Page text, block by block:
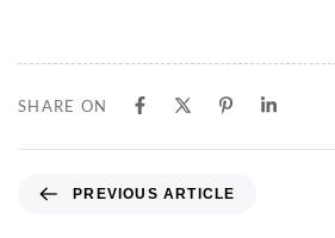
SHARE ON
PREVIOUS ARTICLE